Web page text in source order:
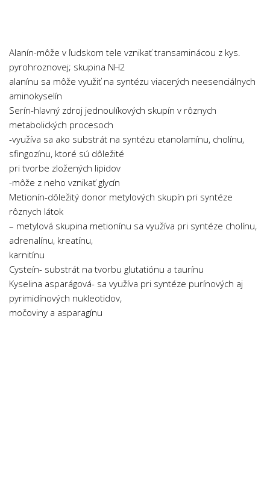
Ekonomie
Fyzika
Informatika
Jazyky
Management
Marketing
Němčina
Pedagogika
Právo
Psychologie a Sociologie
Společenské vědy
Technika
Alanín-môže v ľudskom tele vznikať transaminácou z kys.
pyrohroznovej; skupina NH2
alanínu sa môže využiť na syntézu viacerých neesenciálnych
aminokyselín
Serín-hlavný zdroj jednoulíkových skupín v rôznych
metabolických procesoch
-využíva sa ako substrát na syntézu etanolamínu, cholínu,
sfingozínu, ktoré sú dôležité
pri tvorbe zložených lipidov
-môže z neho vznikať glycín
Metionín-dôležitý donor metylových skupín pri syntéze
rôznych látok
– metylová skupina metionínu sa využíva pri syntéze cholínu,
adrenalínu, kreatínu,
karnitínu
Cysteín- substrát na tvorbu glutatiónu a taurínu
Kyselina asparágová- sa využíva pri syntéze purínových aj
pyrimidínových nukleotidov,
močoviny a asparagínu